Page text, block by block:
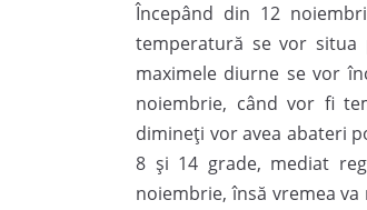
Începând din 12
temperatură se vor situa
maximele diurne se vor
noiembrie, când vor fi
dimineți vor avea abateri
8 și 14 grade, mediat
noiembrie, însă vremea